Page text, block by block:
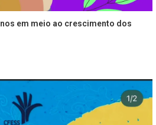
em meio ao crescimento dos